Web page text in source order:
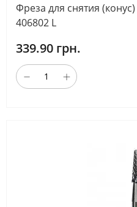
Фреза для снятия
406802 L
339.90 грн.